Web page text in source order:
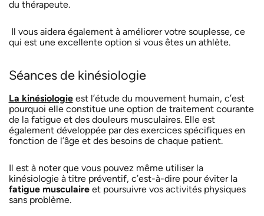
du thérapeute.
Il vous aidera également à améliorer votre souplesse, ce
qui est une excellente option si vous êtes un athlète.
Séances de kinésiologie
La kinésiologieest l’étude du mouvement humain, c’est
pourquoi elle constitue une option de traitement courante
de la fatigue et des douleurs musculaires. Elle est
également développée par des exercices spécifiques en
fonction de l’âge et des besoins de chaque patient.
Il est à noter que vous pouvez même utiliser la
kinésiologie à titre préventif, c’est-à-dire pour éviter la
fatigue musculaire et poursuivre vos activités physiques
sans problème.